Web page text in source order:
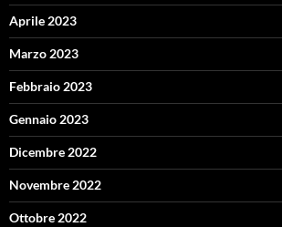
Aprile 2023
Marzo 2023
Febbraio 2023
Gennaio 2023
Dicembre 2022
Novembre 2022
Ottobre 2022